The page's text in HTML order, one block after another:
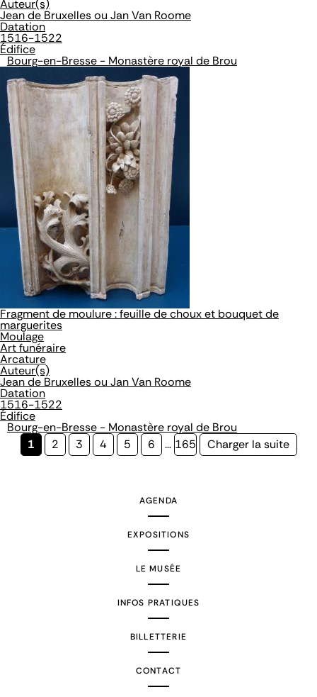
Auteur(s)
Jean de Bruxelles ou Jan Van Roome
Datation
1516-1522
Édifice
Bourg-en-Bresse - Monastère royal de Brou
Fragment de moulure : feuille de choux et bouquet de
marguerites
Moulage
Art funéraire
Arcature
Auteur(s)
Jean de Bruxelles ou Jan Van Roome
Datation
1516-1522
Édifice
Bourg-en-Bresse - Monastère royal de Brou
Page
1 Page
2 Page
3 Page
4 Page
5 Page
6 … Page
165
Page
Charger la suite
AGENDA
EXPOSITIONS
LE MUSÉE
INFOS PRATIQUES
BILLETTERIE
CONTACT